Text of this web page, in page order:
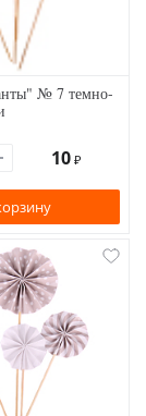
№ 7 темно-
10 ₽